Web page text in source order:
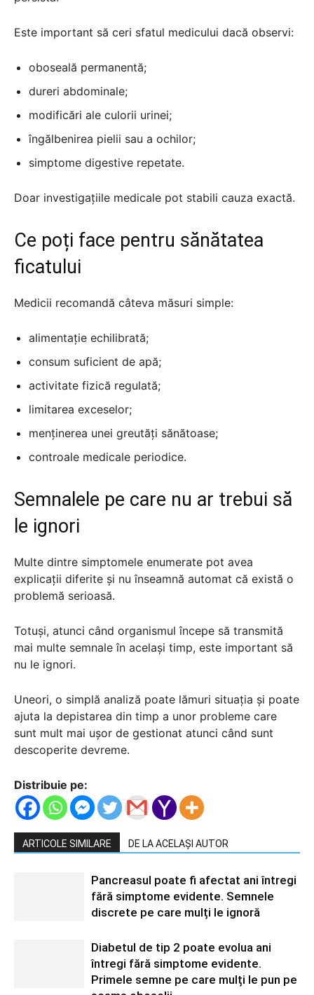
Este important să ceri sfatul medicului dacă observi:
oboseală permanentă;
dureri abdominale;
modificări ale culorii urinei;
îngălbenirea pielii sau a ochilor;
simptome digestive repetate.
Doar investigațiile medicale pot stabili cauza exactă.
Ce poți face pentru sănătatea
ficatului
Medicii recomandă câteva măsuri simple:
alimentație echilibrată;
consum suficient de apă;
activitate fizică regulată;
limitarea exceselor;
menținerea unei greutăți sănătoase;
controale medicale periodice.
Semnalele pe care nu ar trebui să
le ignori
Multe dintre simptomele enumerate pot avea
explicații diferite și nu înseamnă automat că există o
problemă serioasă.
Totuși, atunci când organismul începe să transmită
mai multe semnale în același timp, este important să
nu le ignori.
Uneori, o simplă analiză poate lămuri situația și poate
ajuta la depistarea din timp a unor probleme care
sunt mult mai ușor de gestionat atunci când sunt
descoperite devreme.
Distribuie pe:
ARTICOLE SIMILARE DE LA ACELAȘI AUTOR
Pancreasul poate fi afectat ani întregi
fără simptome evidente. Semnele
discrete pe care mulți le ignoră
Diabetul de tip 2 poate evolua ani
întregi fără simptome evidente.
Primele semne pe care mulți le pun pe